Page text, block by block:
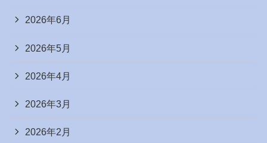
2026年6月
2026年5月
2026年4月
2026年3月
2026年2月